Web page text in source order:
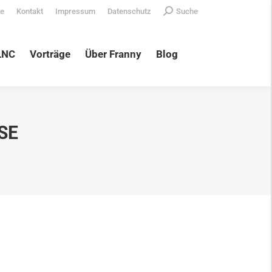
Kontakt Impressum Datenschutz Search:
Suche
Vorträge Über Franny Blog